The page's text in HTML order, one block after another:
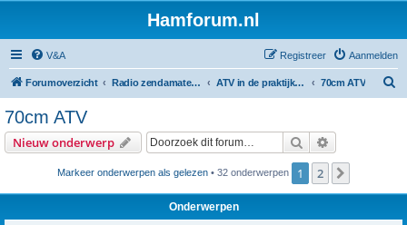
Hamforum.nl
V&A Aanmelden
Registreer
Forumoverzicht Radio zendamateur, luisteramateur en elektronica zelfbouw ATV in de praktijk en zelfbouw 70cm ATV
70cm ATV
Nieuw onderwerp Zoek
Markeer onderwerpen als gelezen • 32 onderwerpen 1 2
Onderwerpen